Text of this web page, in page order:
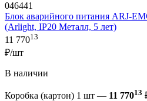
046441
Блок аварийного питания ARJ-
(Arlight, IP20 Металл, 5 лет)
11 77013
₽/шт
В наличии
Коробка (картон) 1 шт — 11 77013